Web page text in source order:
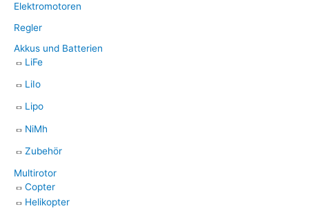
Elektromotoren
Regler
Akkus und Batterien
LiFe
LiIo
Lipo
NiMh
Zubehör
Multirotor
Copter
Helikopter